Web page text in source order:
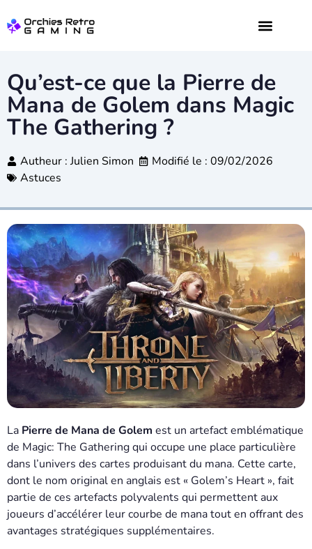
Qu’est-ce que la Pierre de
Mana de Golem dans Magic
The Gathering ?
Autheur :Julien Simon
Modifié le : 09/02/2026
Astuces
La Pierre de Mana de Golem est un artefact emblématique
de Magic: The Gathering qui occupe une place particulière
dans l’univers des cartes produisant du mana. Cette carte,
dont le nom original en anglais est « Golem’s Heart », fait
partie de ces artefacts polyvalents qui permettent aux
joueurs d’accélérer leur courbe de mana tout en offrant des
avantages stratégiques supplémentaires.